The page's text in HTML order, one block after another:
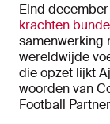
Eind
krachten
samenwerking
wereldwijde
die opzet lijkt
woorden van
Football